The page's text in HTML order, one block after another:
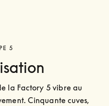
5
la Factory 5 vibre au
Cinquante cuves,